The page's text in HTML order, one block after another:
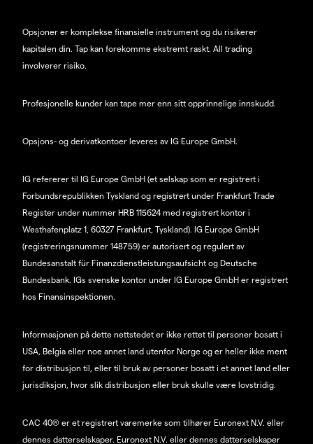
Opsjoner er komplekse finansielle instrument og du risikerer
kapitalen din. Tap kan forekomme ekstremt raskt. All trading
involverer risiko.
Profesjonelle kunder kan tape mer enn sitt opprinnelige innskudd.
Opsjons- og derivatkontoer leveres av IG Europe GmbH.
IG refererer til IG Europe GmbH (et selskap som er registrert i
Forbundsrepublikken Tyskland og registrert under Frankfurt Trade
Register under nummer HRB 115624 med registrert kontor i
Westhafenplatz 1, 60327 Frankfurt, Tyskland). IG Europe GmbH
(registreringsnummer 148759) er autorisert og regulert av
Bundesanstalt für Finanzdienstleistungsaufsicht og Deutsche
Bundesbank. IGs svenske kontor under IG Europe GmbH er registrert
hos Finansinspektionen.
Informasjonen på dette nettstedet er ikke rettet til personer bosatt i
USA, Belgia eller noe annet land utenfor Norge og er heller ikke ment
for distribusjon til, eller til bruk av personer bosatt i et annet land eller
jurisdiksjon, hvor slik distribusjon eller bruk skulle være lovstridig.
CAC 40® er et registrert varemerke som tilhører Euronext N.V. eller
dennes datterselskaper. Euronext N.V. eller dennes datterselskaper